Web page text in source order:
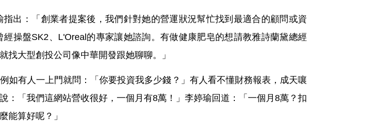
出：「創業者提案後，我們針對她的營運狀況幫忙找到最適合的顧問或資
操盤SK2、L'Oreal的專家讓她諮詢。有做健康肥皂的想請教雅詩蘭黛總經
大型創投公司像中華開發跟她聊聊。」
如有人一上門就問：「你要投資我多少錢？」有人看不懂財務報表，成天嚷
：「我們這網站營收很好，一個月有8萬！」李婷瑜回道：「一個月8萬？扣
能算好呢？」